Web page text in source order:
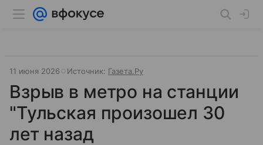
11 июня 2026 Источник: Газета.Ру
Взрыв в метро на станции
"Тульская произошел 30
лет назад